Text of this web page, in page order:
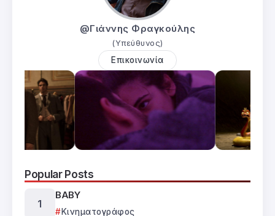
@Γιάννης Φραγκούλης
(Υπεύθυνος)
Επικοινωνία
Popular Posts
BABY
Κινηματογράφος